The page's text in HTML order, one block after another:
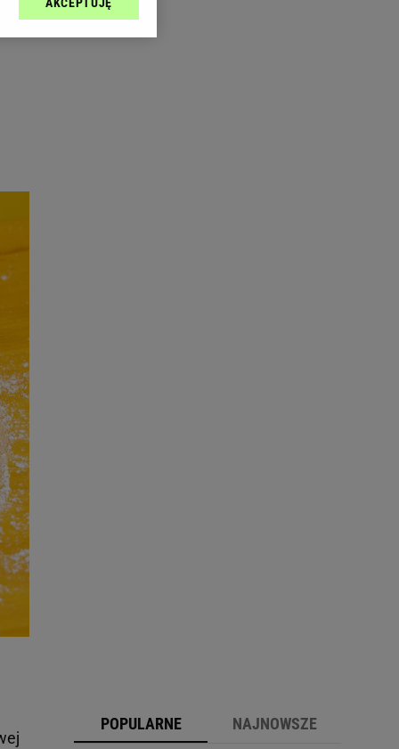
POPULARNE NAJNOWSZE
sp. z o.o., jej
Zmiana ustawień
celów identyfikacji.
reklam i treści,